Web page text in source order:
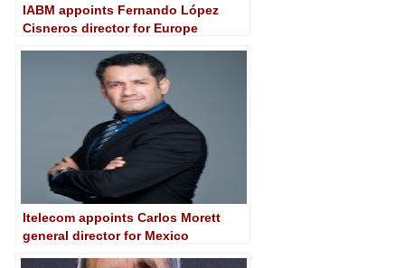
IABM appoints Fernando López
Cisneros director for Europe
Itelecom appoints Carlos Morett
general director for Mexico